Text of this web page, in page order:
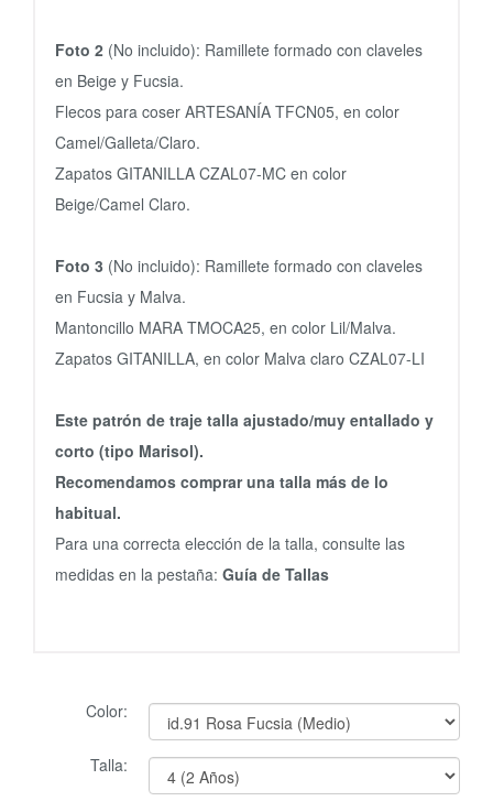
Foto 2 (No incluido): Ramillete formado con claveles
en Beige y Fucsia.
Flecos para coser ARTESANÍA TFCN05, en color
Camel/Galleta/Claro.
Zapatos GITANILLA CZAL07-MC en color
Beige/Camel Claro.
Foto 3 (No incluido): Ramillete formado con claveles
en Fucsia y Malva.
Mantoncillo MARA TMOCA25, en color Lil/Malva.
Zapatos GITANILLA, en color Malva claro CZAL07-LI
Este patrón de traje talla ajustado/muy entallado y
corto (tipo Marisol).
Recomendamos comprar una talla más de lo
habitual.
Para una correcta elección de la talla, consulte las
medidas en la pestaña: Guía de Tallas
Color:
Talla: